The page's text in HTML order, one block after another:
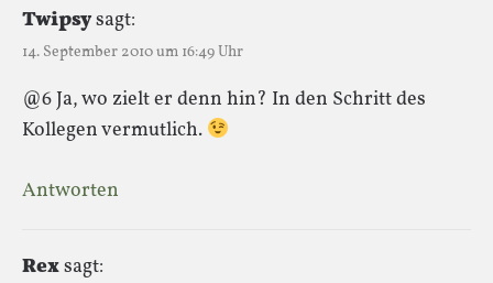
Twipsysagt:
14. September 2010 um 16:49 Uhr
@6 Ja, wo zielt er denn hin? In den Schritt des
Kollegen vermutlich.
Antworten
Rexsagt: